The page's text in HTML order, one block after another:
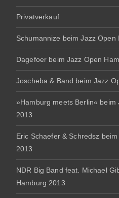
Privatverkauf
Schumannize beim Jazz Open
Dagefoer beim Jazz Open
Joscheba & Band beim Jazz
»Hamburg meets Berlin« beim
2013
Eric Schaefer & Schredsz
2013
NDR Big Band feat. Michael
Hamburg 2013